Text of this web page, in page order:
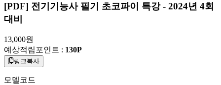
[PDF] 전기기능사 필기 초코파이 특강 - 2024년 4회
대비
13,000원
예상적립포인트 : 130P
링크복사
모델코드